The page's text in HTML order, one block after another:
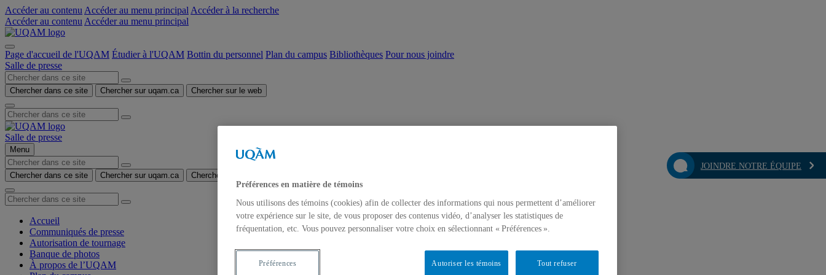
Accéder au contenu Accéder au menu principal Accéder à la recherche
Accéder au contenu Accéder au menu principal
Page d'accueil de l'UQAM Étudier à l'UQAM Bottin du personnel Plan du campus Bibliothèques Pour nous joindre
Salle de presse
Chercher dans ce site Chercher sur uqam.ca Chercher sur le web
Salle de presse
Menu
Chercher dans ce site Chercher sur uqam.ca Chercher sur le web
Accueil
Communiqués de presse
Autorisation de tournage
Banque de photos
À propos de l’UQAM
JOINDRE NOTRE ÉQUIPE
Préférences en matière de témoins
Nous utilisons des témoins (cookies) afin de collecter des informations qui nous permettent d’améliorer
votre expérience sur le site, de vous proposer des contenus vidéo, d’analyser les statistiques de
fréquentation, etc. Vous pouvez personnaliser votre choix en sélectionnant « Préférences ».
Tout refuser
Autoriser les témoins
Préférences